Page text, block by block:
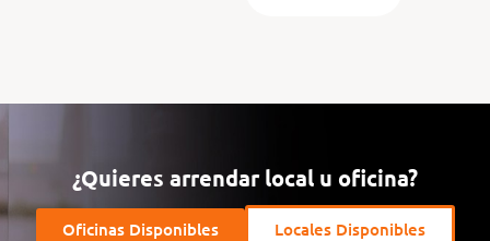
¿Quieres arrendar local u oficina?
Oficinas Disponibles Locales Disponibles